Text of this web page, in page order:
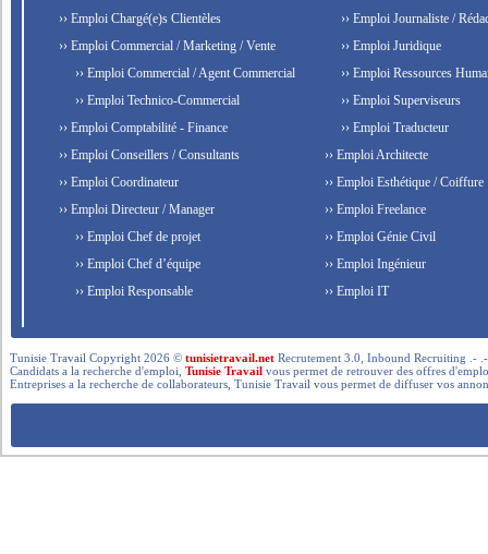
›› Emploi Chargé(e)s Clientèles
›› Emploi Commercial / Marketing / Vente
›› Emploi Commercial / Agent Commercial
›› Emploi Technico-Commercial
›› Emploi Comptabilité - Finance
›› Emploi Conseillers / Consultants
›› Emploi Coordinateur
›› Emploi Directeur / Manager
›› Emploi Chef de projet
›› Emploi Chef d’équipe
›› Emploi Responsable
›› Emploi Journaliste /
›› Emploi Juridique
›› Emploi Ressources
›› Emploi Superviseurs
›› Emploi Traducteur
›› Emploi Architecte
›› Emploi Esthétique / Coiffure
›› Emploi Freelance
›› Emploi Génie Civil
›› Emploi Ingénieur
›› Emploi IT
Tunisie Travail Copyright 2026 ©tunisietravail.net Recrutement 3.0, Inbound Recruiting .-
Candidats a la recherche d'emploi,Tunisie Travail vous permet de retrouver des offres
Entreprises a la recherche de collaborateurs, Tunisie Travail vous permet de diffuser vos